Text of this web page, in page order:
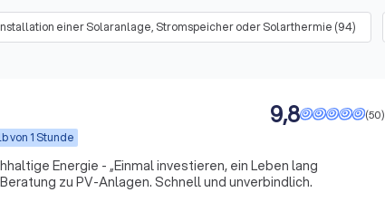
einer Solaranlage, Stromspeicher oder Solarthermie (94)
von 1 Stunde
(50)
9,8
Energie - „Einmal investieren, ein Leben lang
Beratung zu PV-Anlagen. Schnell und unverbindlich.